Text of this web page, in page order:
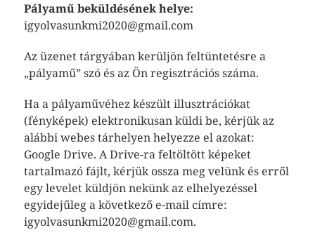
Pályamű beküldésének helye:
igyolvasunkmi2020@gmail.com
Az üzenet tárgyában kerüljön feltüntetésre a
„pályamű” szó és az Ön regisztrációs száma.
Ha a pályaművéhez készült illusztrációkat
(fényképek) elektronikusan küldi be, kérjük az
alábbi webes tárhelyen helyezze el azokat:
Google Drive. A Drive-ra feltöltött képeket
tartalmazó fájlt, kérjük ossza meg velünk és erről
egy levelet küldjön nekünk az elhelyezéssel
egyidejűleg a következő e-mail címre:
igyolvasunkmi2020@gmail.com.